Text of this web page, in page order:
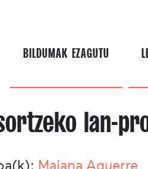
BILDUMAK EZAGUTU
lan-
Maiana Aguerre